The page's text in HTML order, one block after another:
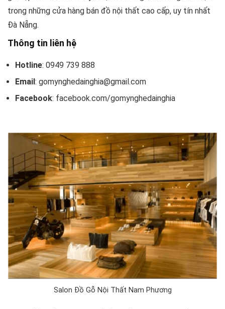
trong những cửa hàng bán đồ nội thất cao cấp, uy tín nhất
Đà Nẵng.
Thông tin liên hệ
Hotline: 0949 739 888
Email: gomynghedainghia@gmail.com
Facebook: facebook.com/gomynghedainghia
Salon Đồ Gỗ Nội Thất Nam Phương